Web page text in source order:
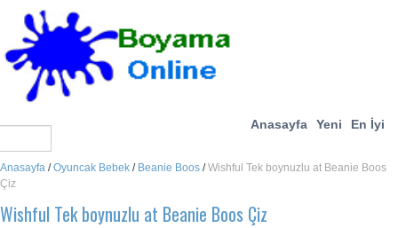
Anasayfa Yeni En İyi
Anasayfa /Oyuncak Bebek / Beanie Boos /Wishful Tek boynuzlu at Beanie Boos
Çiz
Wishful Tek boynuzlu at Beanie Boos Çiz